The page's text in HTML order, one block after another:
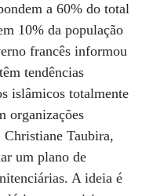
a 60% do total
10% da população
francês informou
tendências
islâmicos totalmente
organizações
Taubira,
um plano de
A ideia é